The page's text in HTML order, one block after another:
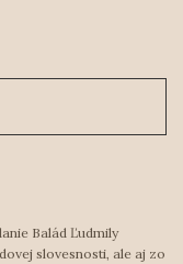
Balád Ľudmily
slovesnosti, ale aj zo